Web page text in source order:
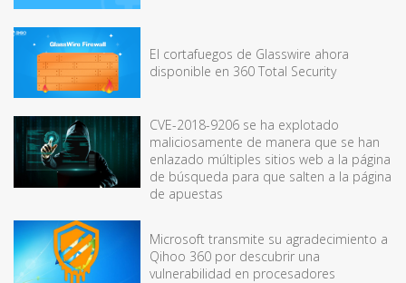
El cortafuegos de Glasswire ahora
disponible en 360 Total Security
CVE-2018-9206 se ha explotado
maliciosamente de manera que se han
enlazado múltiples sitios web a la página
de búsqueda para que salten a la página
de apuestas
Microsoft transmite su agradecimiento a
Qihoo 360 por descubrir una
vulnerabilidad en procesadores